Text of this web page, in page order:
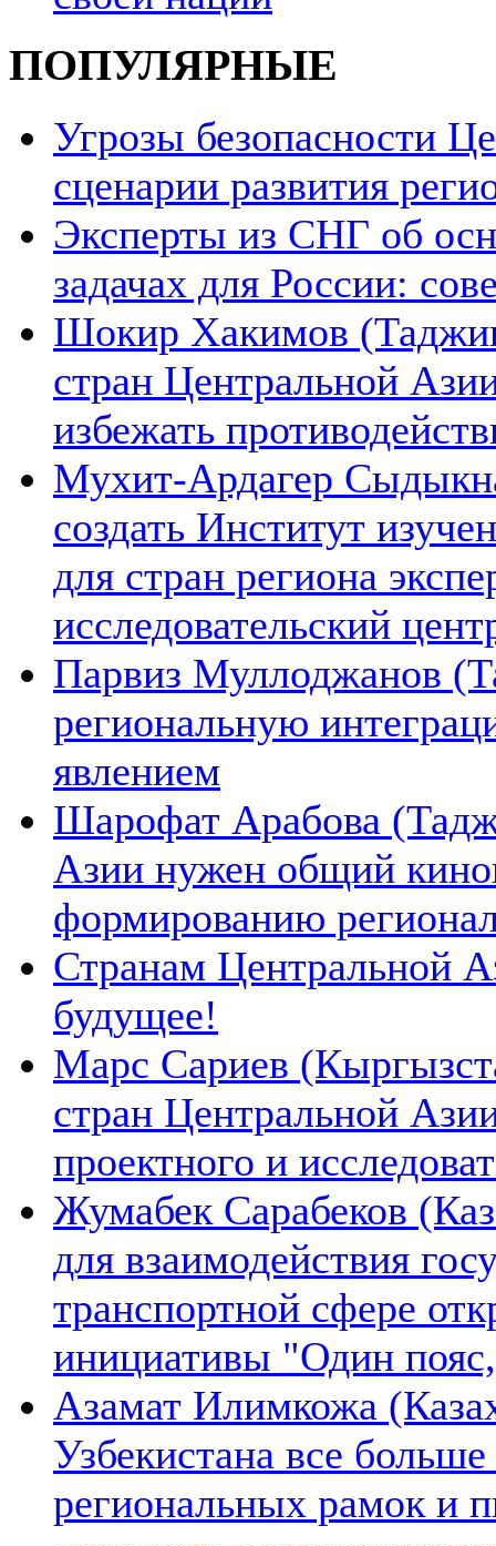
ПОПУЛЯРНЫЕ
Угрозы безопасности
сценарии развития
Эксперты из СНГ об
задачах для России:
Шокир Хакимов
стран Центральной
избежать
Мухит-Ардагер
создать Институт
для стран региона
исследовательский
Парвиз Муллоджанов
региональную
явлением
Шарофат Арабова
Азии нужен общий
формированию
Странам Центральной
будущее!
Марс Сариев
стран Центральной
проектного и
Жумабек Сарабеков
для взаимодействия
транспортной сфере
инициативы "Один
Азамат Илимкожа
Узбекистана все
региональных рамок и